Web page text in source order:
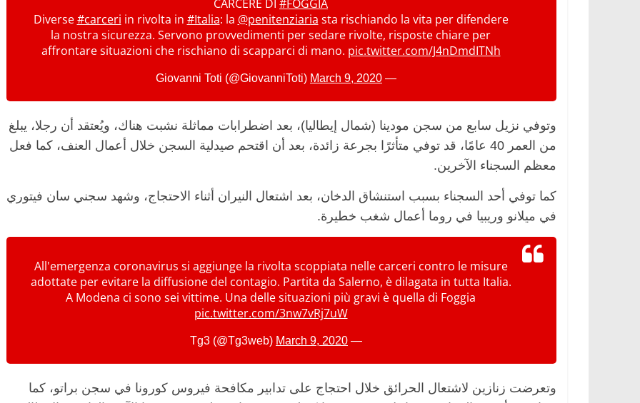
CARCERE DI #FOGGIA
Diverse#carceri in rivolta in #Italia: la @penitenziaria sta rischiando la vita per difendere
la nostra sicurezza. Servono provvedimenti per sedare rivolte, risposte chiare per
affrontare situazioni che rischiano di scapparci di mano. pic.twitter.com/J4nDmdITNh
— Giovanni Toti (@GiovanniToti)
March 9, 2020
وتوفي نزيل سابع من سجن مودينا (شمال إيطاليا)، بعد اضطرابات مماثلة نشبت هناك، ويُعتقد أن رجلا، يبلغ
من العمر 40 عامًا، قد توفي متأثرًا بجرعة زائدة، بعد أن اقتحم صيدلية السجن خلال أعمال العنف، كما فعل
معظم السجناء الآخرين.
كما توفي أحد السجناء بسبب استنشاق الدخان، بعد اشتعال النيران أثناء الاحتجاج، وشهد سجني سان فيتوري
في ميلانو وريبيا في روما أعمال شغب خطيرة.
All'emergenza coronavirus si aggiunge la rivolta scoppiata nelle carceri contro le misure
adottate per evitare la diffusione del contagio. Partita da Salerno, è dilagata in tutta Italia.
A Modena ci sono sei vittime. Una delle situazioni più gravi è quella di Foggia
pic.twitter.com/3nw7vRj7uW
— Tg3 (@Tg3web)
March 9, 2020
وتعرضت زنازين لاشتعال الحرائق خلال احتجاج على تدابير مكافحة فيروس كورونا في سجن براتو، كما